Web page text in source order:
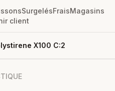
SurgelésFraisMagasins
client
X100 C:2